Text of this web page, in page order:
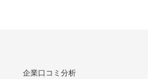
企業口コミ分析